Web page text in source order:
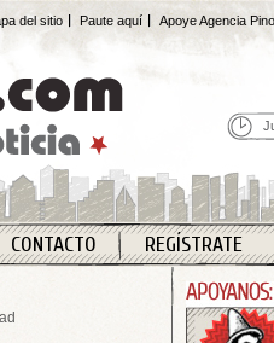
del sitio Paute aquí Apoye Agencia
CONTACTO REGÍSTRATE